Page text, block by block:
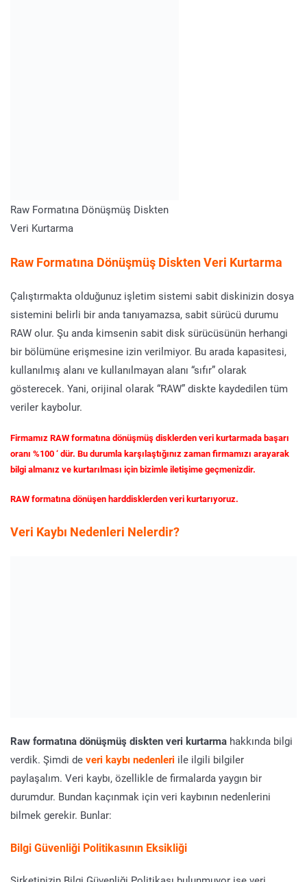
Raw Formatına Dönüşmüş Diskten
Veri Kurtarma
Raw Formatına Dönüşmüş Diskten Veri Kurtarma
Çalıştırmakta olduğunuz işletim sistemi sabit diskinizin dosya
sistemini belirli bir anda tanıyamazsa, sabit sürücü durumu
RAW olur. Şu anda kimsenin sabit disk sürücüsünün herhangi
bir bölümüne erişmesine izin verilmiyor. Bu arada kapasitesi,
kullanılmış alanı ve kullanılmayan alanı “sıfır” olarak
gösterecek. Yani, orijinal olarak “RAW” diskte kaydedilen tüm
veriler kaybolur.
Firmamız RAW formatına dönüşmüş disklerden veri kurtarmada başarı
oranı %100 ‘ dür. Bu durumla karşılaştığınız zaman firmamızı arayarak
bilgi almanız ve kurtarılması için bizimle iletişime geçmenizdir.
RAW formatına dönüşen harddisklerden veri kurtarıyoruz.
Veri Kaybı Nedenleri Nelerdir?
Raw formatına dönüşmüş diskten veri kurtarma hakkında bilgi
verdik. Şimdi de veri kaybı nedenleri ile ilgili bilgiler
paylaşalım. Veri kaybı, özellikle de firmalarda yaygın bir
durumdur. Bundan kaçınmak için veri kaybının nedenlerini
bilmek gerekir. Bunlar:
Bilgi Güvenliği Politikasının Eksikliği